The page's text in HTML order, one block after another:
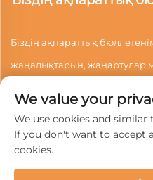
Біздің ақпараттық
жаңалықтарын, жаңартулар
We value your
We use cookies and
If you don't want to accept
cookies.